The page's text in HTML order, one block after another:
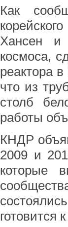
Как
Хансен и
космоса,
реактора
что из
столб
работы
КНДР
2009 и
которые
готовится